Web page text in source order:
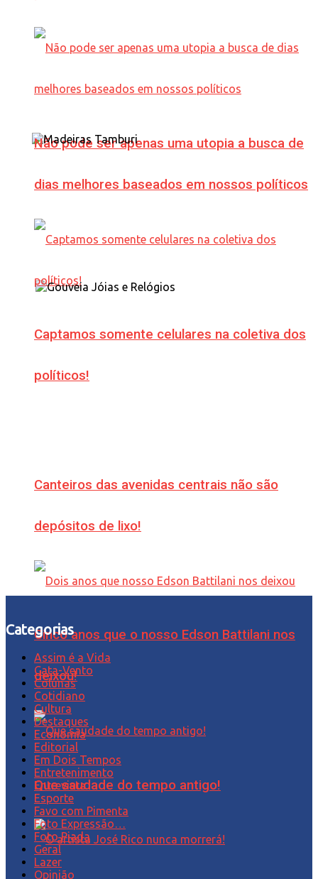
Não pode ser apenas uma utopia a busca de
dias melhores baseados em nossos políticos
Captamos somente celulares na coletiva dos
políticos!
Canteiros das avenidas centrais não são
depósitos de lixo!
Cinco anos que o nosso Edson Battilani nos
deixou!
Que saudade do tempo antigo!
Categorias
Assim é a Vida
Cata-Vento
Colunas
Cotidiano
Cultura
Destaques
Economia
Editorial
Em Dois Tempos
Entretenimento
Entrevista
Esporte
Favo com Pimenta
Foto Expressão…
Foto Piada
Geral
Lazer
Opinião